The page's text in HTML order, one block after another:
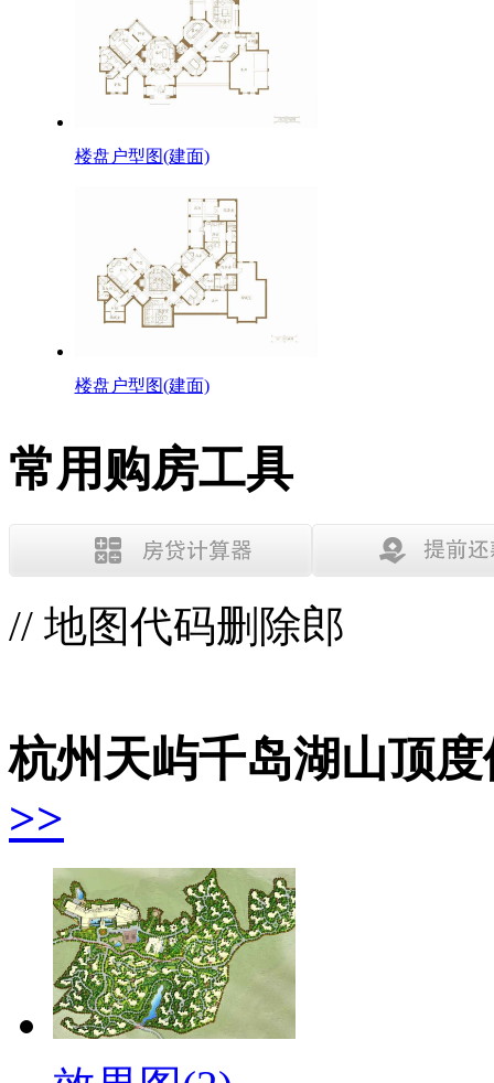
楼盘户型图(建面)
楼盘户型图(建面)
常用购房工具
// 地图代码删除郎
杭州天屿千岛湖山顶
>>